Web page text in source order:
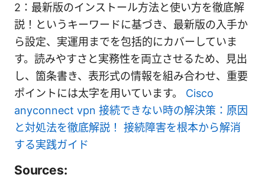
2：最新版のインストール方法と使い方を徹底解
説！というキーワードに基づき、最新版の入手か
ら設定、実運用までを包括的にカバーしていま
す。読みやすさと実務性を両立させるため、見出
し、箇条書き、表形式の情報を組み合わせ、重要
ポイントには太字を用いています。 Cisco
anyconnect vpn 接続できない時の解決策：原因
と対処法を徹底解説！ 接続障害を根本から解消
する実践ガイド
Sources: